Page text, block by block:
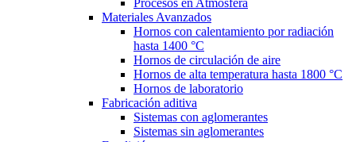
Materiales Avanzados
Hornos con calentamiento por radiación
hasta 1400 °C
Hornos de circulación de aire
Hornos de alta temperatura hasta 1800 °C
Hornos de laboratorio
Fabricación aditiva
Sistemas con aglomerantes
Sistemas sin aglomerantes